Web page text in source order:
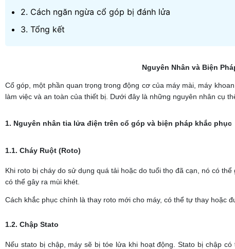
2. Cách ngăn ngừa cổ góp bị đánh lửa
3. Tổng kết
Nguyên Nhân và Biện
Cổ góp, một phần quan trọng trong động cơ của máy mài, máy
làm việc và an toàn của thiết bị. Dưới đây là những nguyên nhân cụ
1. Nguyên nhân tia lửa điện trên cổ góp và biện pháp khắc phục
1.1. Cháy Ruột (Roto)
Khi roto bị cháy do sử dụng quá tải hoặc do tuổi thọ đã cạn, nó có
có thể gây ra mùi khét.
Cách khắc phục chính là thay roto mới cho máy, có thể tự thay hoặc
1.2. Chập Stato
Nếu stato bị chập, máy sẽ bị tóe lửa khi hoạt động. Stato bị chập